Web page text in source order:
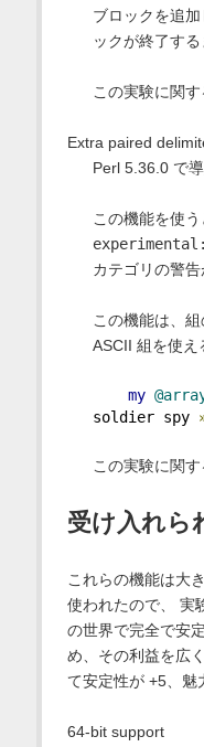
ブロックを追
ックが終了する
この実験に関
Extra paired
Perl 5.36.0 で
この機能を使う
カテゴリの警告
この機能は、
ASCII 組を使え
my
soldier spy
この実験に関
受け入れら
これらの機能は大
使われたので、 実
の世界で完全で安
め、その利益を広
て安定性が +5、魅
64-bit support